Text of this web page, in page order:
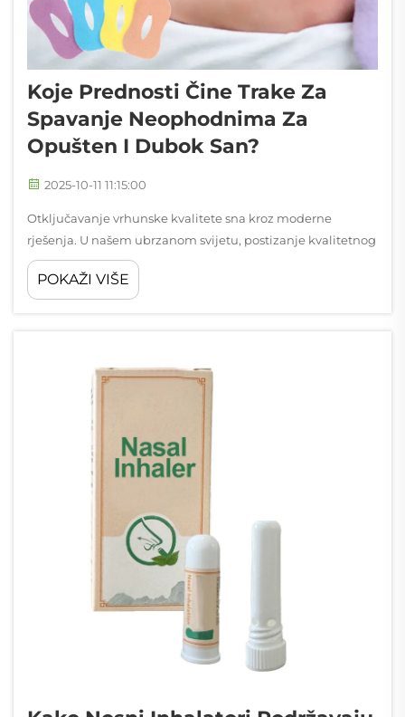
Koje Prednosti Čine Trake Za
Spavanje Neophodnima Za
Opušten I Dubok San?
2025-10-11 11:15:00
Otključavanje vrhunske kvalitete sna kroz moderne
rješenja. U našem ubrzanom svijetu, postizanje kvalitetnog
sna postaje sve izazovnije. Trake za spavanje pojavile su se
kao revolucionarno rješenje za one koji teže dubljem i
POKAŽI VIŠE